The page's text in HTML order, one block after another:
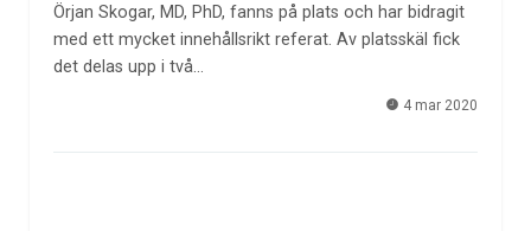
Örjan Skogar, MD, PhD, fanns på plats och har bidragit
med ett mycket innehållsrikt referat. Av platsskäl fick
det delas upp i två…
4 mar 2020